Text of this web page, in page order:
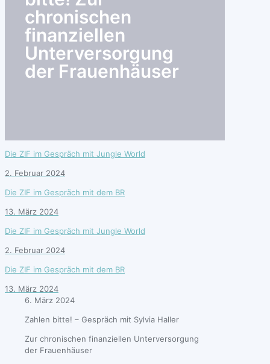
chronischen
finanziellen
Unterversorgung
der Frauenhäuser
Die ZIF im Gespräch mit Jungle World
2. Februar 2024
Die ZIF im Gespräch mit dem BR
13. März 2024
Die ZIF im Gespräch mit Jungle World
2. Februar 2024
Die ZIF im Gespräch mit dem BR
13. März 2024
6. März 2024
Zahlen bitte! – Gespräch mit Sylvia Haller
Zur chronischen finanziellen Unterversorgung
der Frauenhäuser